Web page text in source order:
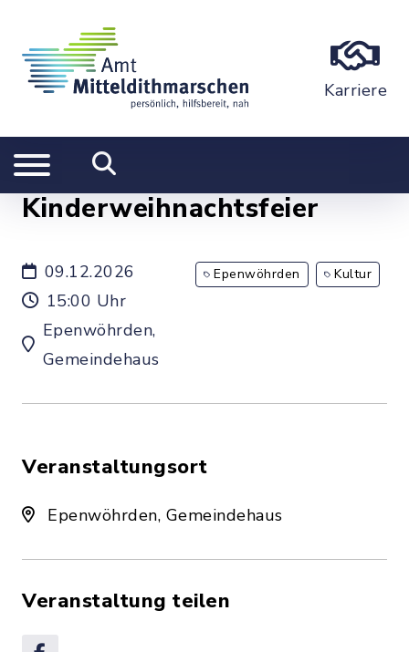
Karriere
Kinderweihnachtsfeier
09.12.2026
15:00 Uhr
Epenwöhrden,
Gemeindehaus
Epenwöhrden Kultur
Veranstaltungsort
Epenwöhrden, Gemeindehaus
Veranstaltung teilen